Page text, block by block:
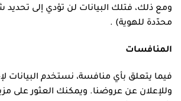
ومع ذلك، فتلك البيانات لن تؤدي إلى
محدّدة للهوية) .
المنافسات
فيما يتعلق بأي منافسة، نستخدم البيانات
وللإعلان عن عروضنا. ويمكنك العثور على